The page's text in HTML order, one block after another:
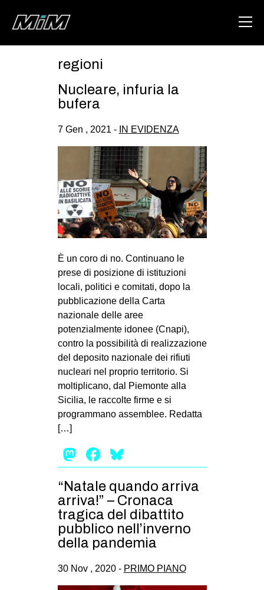
ABOUT
AREA
DEGENERAZIONE
GAZA FREESTYLE
CSOA LAMBRETTA
MSM
STUDENTI TSUNAMI
MILANO
MOBILITAZIONI
SPAZI
SPORT POPOLARE
MOVIMENTI
AMBIENTE
ANTIFASCISMO
DIRITTO ALL’ABITARE
MIGRAZIONI
REPRESSIONE
STUDENTI
CULTURE
regioni
Nucleare, infuria la
bufera
7 Gen , 2021 - IN EVIDENZA
È un coro di no. Continuano le
prese di posizione di istituzioni
locali, politici e comitati, dopo la
pubblicazione della Carta
nazionale delle aree
potenzialmente idonee (Cnapi),
contro la possibilità di realizzazione
del deposito nazionale dei rifiuti
nucleari nel proprio territorio. Si
moltiplicano, dal Piemonte alla
Sicilia, le raccolte firme e si
programmano assemblee. Redatta
[…]
Mastodon
Facebook
“Natale quando arriva
arriva!” – Cronaca
tragica del dibattito
pubblico nell’inverno
della pandemia
30 Nov , 2020 - PRIMO PIANO